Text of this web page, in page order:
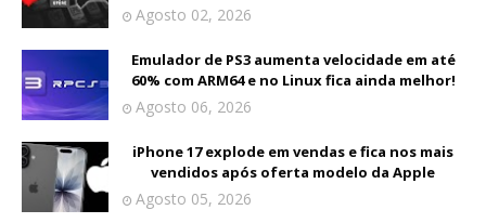
Agosto 02, 2026
Emulador de PS3 aumenta velocidade em até
60% com ARM64 e no Linux fica ainda melhor!
Agosto 06, 2026
iPhone 17 explode em vendas e fica nos mais
vendidos após oferta modelo da Apple
Agosto 05, 2026